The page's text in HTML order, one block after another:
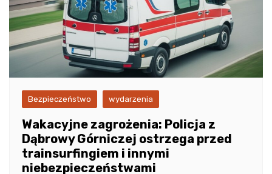
Bezpieczeństwo wydarzenia
Wakacyjne zagrożenia: Policja z
Dąbrowy Górniczej ostrzega przed
trainsurfingiem i innymi
niebezpieczeństwami